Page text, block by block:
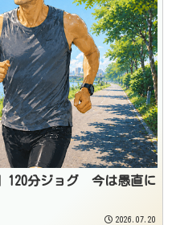
120分ジョグ 今は愚直に
2026.07.20